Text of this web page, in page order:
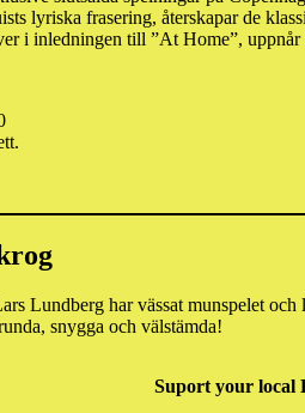
lyriska frasering, återskapar de
i inledningen till ”At Home”, uppnår
Lundberg har vässat munspelet
snygga och välstämda!
Suport your local